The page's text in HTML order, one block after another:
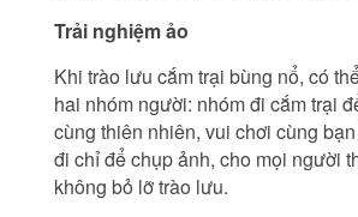
Trải nghiệm ảo
Khi trào lưu cắm trại bùng nổ, có
hai nhóm người: nhóm đi cắm trại
cùng thiên nhiên, vui chơi cùng
đi chỉ để chụp ảnh, cho mọi người
không bỏ lỡ trào lưu.